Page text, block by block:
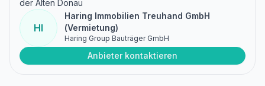
der Alten Donau
HI
Haring Immobilien Treuhand GmbH
(Vermietung)
Haring Group Bauträger GmbH
Anbieter kontaktieren